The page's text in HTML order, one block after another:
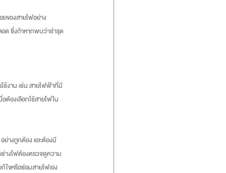
ด ซึ่งถ้าหากพบว่าชำรุด
ต้องเลือกใช้สายไฟใน
ช่างไฟต้องตรวจดูความ
ขหรือซ่อมสายไฟเอง